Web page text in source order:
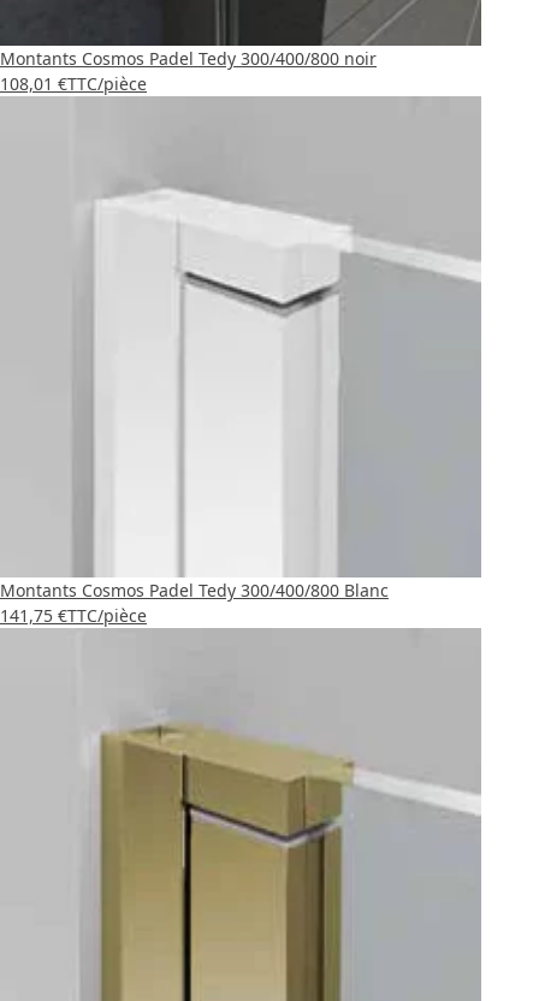
Montants Cosmos Padel Tedy 300/400/800 noir
108,01 €TTC/pièce
Montants Cosmos Padel Tedy 300/400/800 Blanc
141,75 €TTC/pièce